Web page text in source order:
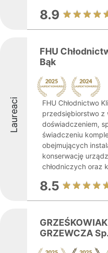
8.9
Laureaci
FHU
Bąk
FHU Chłodnictwo
przedsiębiorstwo z
doświadczeniem,
świadczeniu
obejmujących
konserwację
chłodniczych oraz
8.5
GRZEWCZA